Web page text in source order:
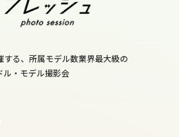
する、所属モデル数業界最大級の
ル・モデル撮影会